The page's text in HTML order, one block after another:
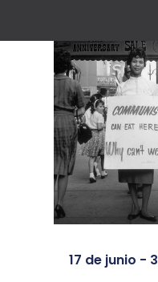
17 de junio -